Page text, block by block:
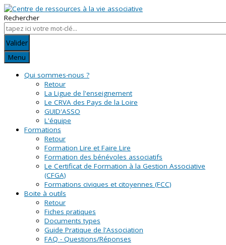
Rechercher
Valider
Menu
Qui sommes-nous ?
Retour
La Ligue de l'enseignement
Le CRVA des Pays de la Loire
GUID'ASSO
L'équipe
Formations
Retour
Formation Lire et Faire Lire
Formation des bénévoles associatifs
Le Certificat de Formation à la Gestion Associative
(CFGA)
Formations civiques et citoyennes (FCC)
Boite à outils
Retour
Fiches pratiques
Documents types
Guide Pratique de l'Association
FAQ - Questions/Réponses